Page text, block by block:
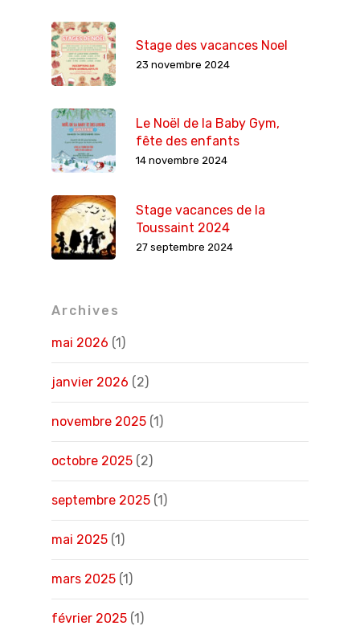
Stage des vacances Noel
23 novembre 2024
Le Noël de la Baby Gym,
fête des enfants
14 novembre 2024
Stage vacances de la
Toussaint 2024
27 septembre 2024
Archives
mai 2026 (1)
janvier 2026 (2)
novembre 2025 (1)
octobre 2025 (2)
septembre 2025 (1)
mai 2025 (1)
mars 2025 (1)
février 2025 (1)